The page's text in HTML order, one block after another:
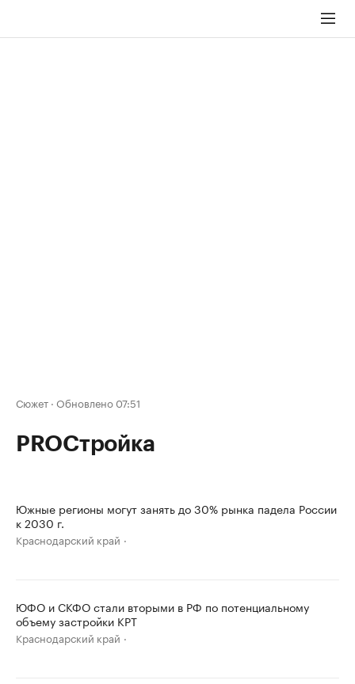
Сюжет · Обновлено 07:51
PROСтройка
Южные регионы могут занять до 30% рынка падела России
к 2030 г.
Краснодарский край
ЮФО и СКФО стали вторыми в РФ по потенциальному
объему застройки КРТ
Краснодарский край